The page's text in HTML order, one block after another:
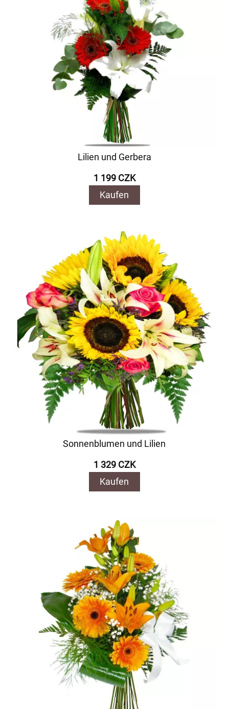
Lilien und Gerbera
1 199 CZK
Kaufen
Sonnenblumen und Lilien
1 329 CZK
Kaufen